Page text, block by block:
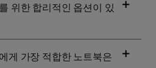
위한 합리적인 옵션이 있
게 가장 적합한 노트북은